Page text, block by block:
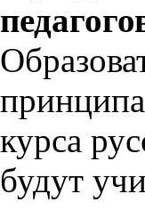
курса
будут